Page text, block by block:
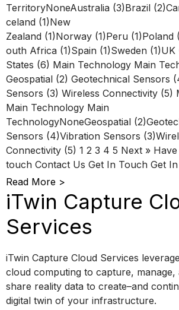
TerritoryNoneAustralia (3)Brazil
celand (1)New
Zealand (1)Norway (1)Peru (1)Poland
outh Africa (1)Spain (1)Sweden (1)UK
States (6) Main Technology Main
Geospatial (2) Geotechnical Sensors
Sensors (3) Wireless Connectivity (5)
Main Technology Main
TechnologyNoneGeospatial
Sensors (4)Vibration Sensors
Connectivity (5) 1 2 3 4 5 Next »
touch Contact Us Get In Touch Get
Read More >
iTwin Capture
Services
iTwin Capture Cloud Services
cloud computing to capture, manage,
share reality data to create–and
digital twin of your infrastructure.